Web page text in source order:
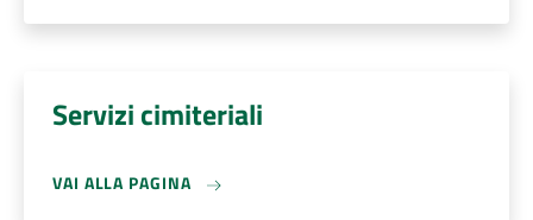
Servizi cimiteriali
VAI ALLA PAGINA